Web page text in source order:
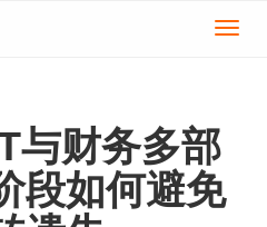
切
与财务多部
段如何避免